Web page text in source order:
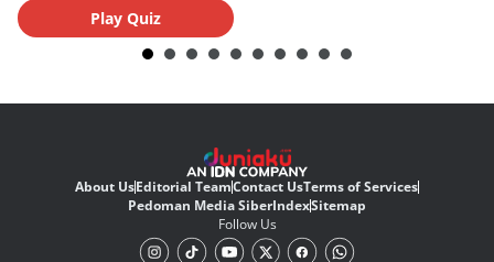
Play Quiz
About UsEditorial TeamContact UsTerms of Services
Pedoman Media SiberIndexSitemap
Follow Us